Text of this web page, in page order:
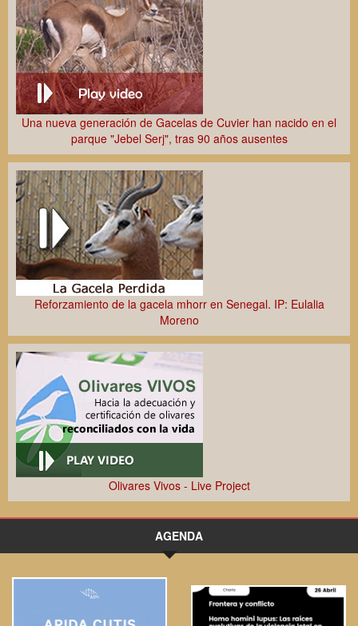
Una nueva generación de Gacelas de Cuvier han nacido en el
parque "Jebel Serj", tras 90 años ausentes
Reforzamiento de la gacela mhorr en Senegal. IP: Eulalia
Moreno
Olivares Vivos - Live Project
AGENDA